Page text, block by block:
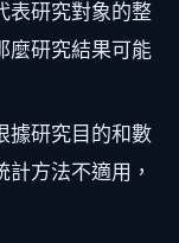
表研究對象的整
麼研究結果可能
據研究目的和數
方法不適用，